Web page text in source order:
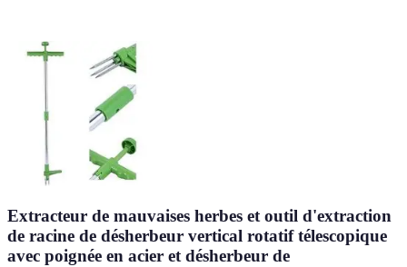
Extracteur de mauvaises herbes et outil d'extraction
de racine de désherbeur vertical rotatif télescopique
avec poignée en acier et désherbeur de